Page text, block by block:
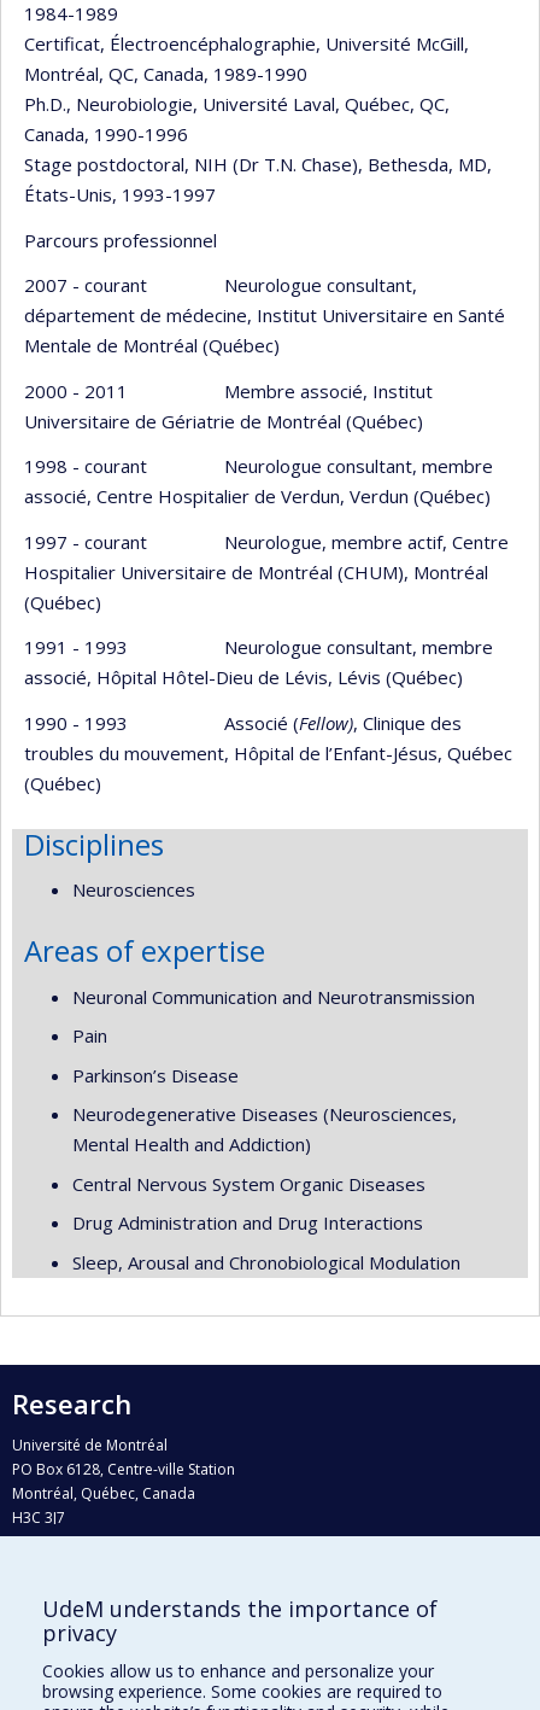
1984-1989
Certificat, Électroencéphalographie, Université McGill,
Montréal, QC, Canada, 1989-1990
Ph.D., Neurobiologie, Université Laval, Québec, QC,
Canada, 1990-1996
Stage postdoctoral, NIH (Dr T.N. Chase), Bethesda, MD,
États-Unis, 1993-1997
Parcours professionnel
2007 - courant Neurologue consultant,
département de médecine, Institut Universitaire en Santé
Mentale de Montréal (Québec)
2000 - 2011 Membre associé, Institut
Universitaire de Gériatrie de Montréal (Québec)
1998 - courant Neurologue consultant, membre
associé, Centre Hospitalier de Verdun, Verdun (Québec)
1997 - courant Neurologue, membre actif, Centre
Hospitalier Universitaire de Montréal (CHUM), Montréal
(Québec)
1991 - 1993 Neurologue consultant, membre
associé, Hôpital Hôtel-Dieu de Lévis, Lévis (Québec)
1990 - 1993 Associé (Fellow), Clinique des
troubles du mouvement, Hôpital de l’Enfant-Jésus, Québec
(Québec)
Disciplines
Neurosciences
Areas of expertise
Neuronal Communication and Neurotransmission
Pain
Parkinson’s Disease
Neurodegenerative Diseases (Neurosciences,
Mental Health and Addiction)
Central Nervous System Organic Diseases
Drug Administration and Drug Interactions
Sleep, Arousal and Chronobiological Modulation
Research
Université de Montréal
PO Box 6128, Centre-ville Station
Montréal, Québec, Canada
H3C 3J7
Who does what?
Find us
UdeM understands the importance of
privacy
Cookies allow us to enhance and personalize your
browsing experience. Some cookies are required to